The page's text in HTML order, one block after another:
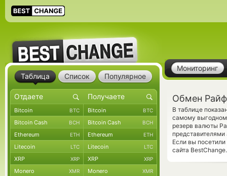
Мониторинг
Обмен
В таблице
самому
резерв валюты
Если вы
сайта
Таблица Список Популярное
Bitcoin BTC Bitcoin BTC
Bitcoin Cash BCH Bitcoin Cash BCH
Ethereum ETH Ethereum ETH
Litecoin LTC Litecoin LTC
XRP XRP XRP XRP
Monero XMR Monero XMR